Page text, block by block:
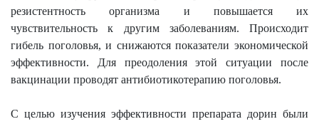
резистентность организма и повышается их
чувствительность к другим заболеваниям. Происходит
гибель поголовья, и снижаются показатели экономической
эффективности. Для преодоления этой ситуации после
вакцинации проводят антибиотикотерапию поголовья.
С целью изучения эффективности препарата дорин были